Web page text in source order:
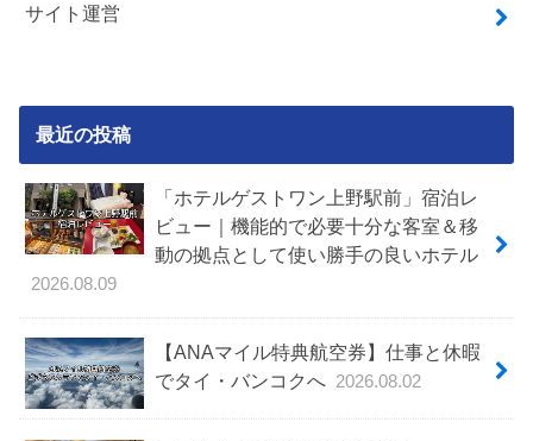
サイト運営
最近の投稿
「ホテルゲストワン上野駅前」宿泊レ
ビュー｜機能的で必要十分な客室＆移
動の拠点として使い勝手の良いホテル
2026.08.09
【ANAマイル特典航空券】仕事と休暇
でタイ・バンコクへ 2026.08.02